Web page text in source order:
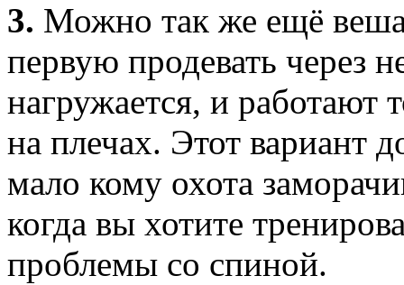
3. Можно так же ещё
первую продевать через
нагружается, и работают
на плечах. Этот вариант
мало кому охота
когда вы хотите
проблемы со спиной.